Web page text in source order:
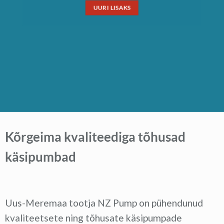
UURI LISAKS
Kõrgeima kvaliteediga tõhusad
käsipumbad
Uus-Meremaa tootja NZ Pump on pühendunud
kvaliteetsete ning tõhusate käsipumpade